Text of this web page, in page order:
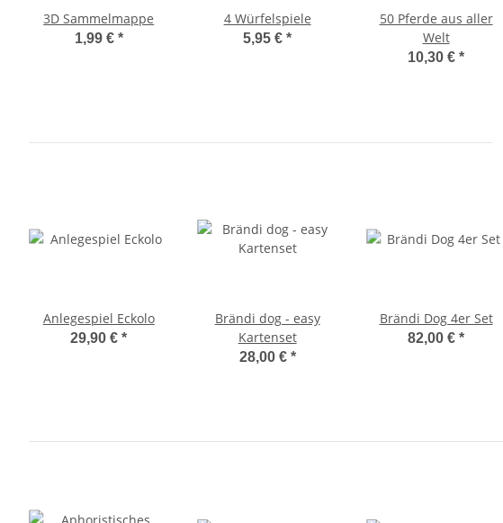
3D Sammelmappe
1,99 € *
4 Würfelspiele
5,95 €*
50 Pferde aus aller
Welt
10,30 €*
Anlegespiel Eckolo
29,90 €*
Brändi dog - easy
Kartenset
28,00 € *
Brändi Dog 4er Set
82,00 €*